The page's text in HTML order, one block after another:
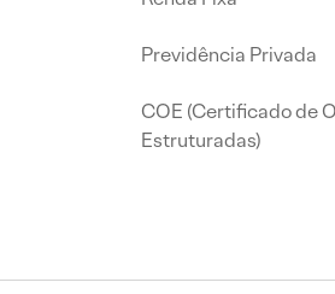
Previdência Privada
COE (Certificado de
Estruturadas)